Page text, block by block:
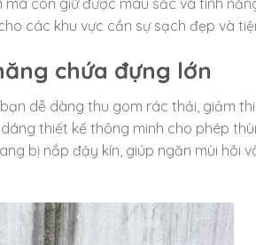
các khu vực cần sự sạch đẹp và
chứa đựng lớn
dễ dàng thu gom rác thải, giảm
thiết kế thông minh cho phép
bị nắp đậy kín, giúp ngăn mùi hôi